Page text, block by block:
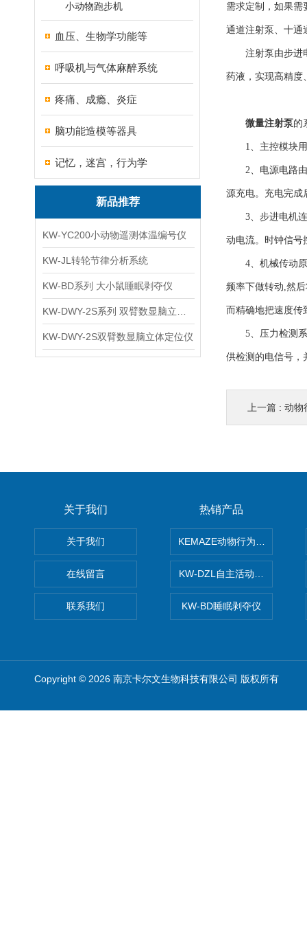
小动物跑步机
血压、生物学功能等
呼吸机与气体麻醉系统
疼痛、成瘾、炎症
脑功能造模等器具
记忆，迷宫，行为学
新品推荐
KW-YC200小动物遥测体温编号仪
KW-JL转轮节律分析系统
KW-BD系列 大小鼠睡眠剥夺仪
KW-DWY-2S双臂数显脑立体定位仪
需求定制，如果需
通道注射泵、十通
注射泵由步进电
药液，实现高精度
微量注射泵的
1、主控模块用
2、电源电路由
源充电。充电完成
3、步进电机连
动电流。时钟信号
4、机械传动原
频率下做转动,然
而精确地把速度传
5、压力检测系
供检测的电信号，
上一篇 : 动物
关于我们
关于我们
在线留言
联系我们
热销产品
KEMAZE动物行为学分析系统
KW-DZL自主活动转轮系统
KW-BD睡眠剥夺仪
Copyright © 2026 南京卡尔文生物科技有限公司 版权所有